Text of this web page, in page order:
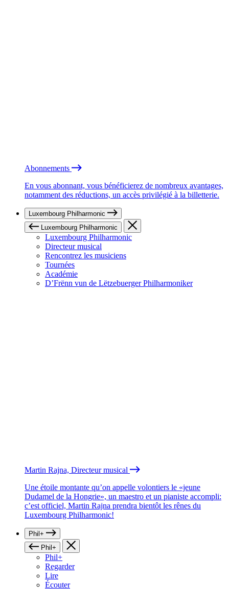
Abonnements
En vous abonnant, vous bénéficierez de nombreux avantages,
notamment des réductions, un accès privilégié à la billetterie.
Luxembourg Philharmonic
Luxembourg Philharmonic
Luxembourg Philharmonic
Directeur musical
Rencontrez les musiciens
Tournées
Académie
D’Frënn vun de Lëtzebuerger Philharmoniker
Martin Rajna, Directeur musical
Une étoile montante qu’on appelle volontiers le «jeune
Dudamel de la Hongrie», un maestro et un pianiste accompli:
c’est officiel, Martin Rajna prendra bientôt les rênes du
Luxembourg Philharmonic!
Phil+
Phil+
Phil+
Regarder
Lire
Écouter